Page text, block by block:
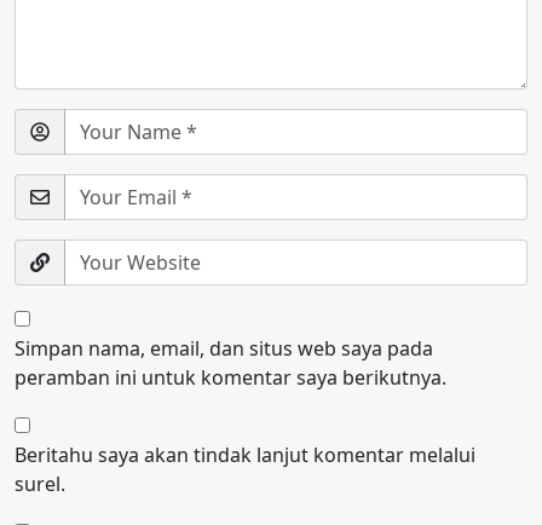
Simpan nama, email, dan situs web saya pada
peramban ini untuk komentar saya berikutnya.
Beritahu saya akan tindak lanjut komentar melalui
surel.